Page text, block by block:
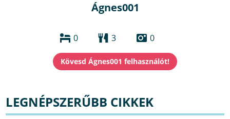
Ágnes001
0 3 0
LEGNÉPSZERŰBB CIKKEK